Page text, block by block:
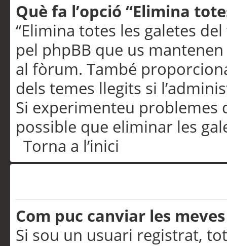
Què fa l’opció “Elimina
“Elimina totes les galetes
pel phpBB que us
al fòrum. També
dels temes llegits si
Si experimenteu problemes
possible que eliminar les
Torna a l’inici
Com puc canviar les
Si sou un usuari registrat,